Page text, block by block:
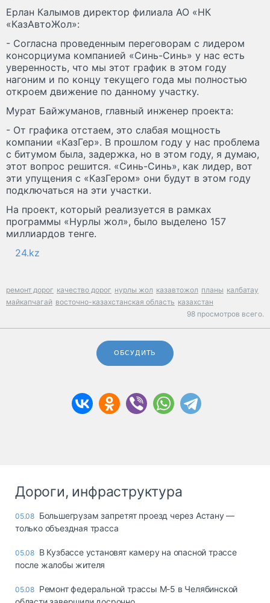
Ерлан Калымов директор филиала АО «НК
«КазАвтоЖол»:
- Согласна проведенным переговорам с лидером
консорциума компанией «Синь-Синь» у нас есть
уверенность, что мы этот график в этом году
нагоним и по концу текущего года мы полностью
откроем движение по данному участку.
Мурат Байжуманов, главный инженер проекта:
- От графика отстаем, это слабая мощность
компании «КазГер». В прошлом году у нас проблема
с битумом была, задержка, но в этом году, я думаю,
этот вопрос решится. «Синь-Синь», как лидер, вот
эти упущения с «КазГером» они будут в этом году
подключаться на эти участки.
На проект, который реализуется в рамках
программы «Нурлы жол», было выделено 157
миллиардов тенге.
24.kz
ремонт дорог качество дорог нурлы жол казавтожол планы калбатау
майкапчагай восточно-казахстанская область казахстан
98 просмотров всего.
ОБСУДИТЬ
Дороги, инфраструктура
05.08 Большегрузам запретят проезд через Астану —
только объездная трасса
05.08 В Кузбассе установят камеру на опасной трассе
после жалобы жителя
05.08 Ремонт федеральной трассы М-5 в Челябинской